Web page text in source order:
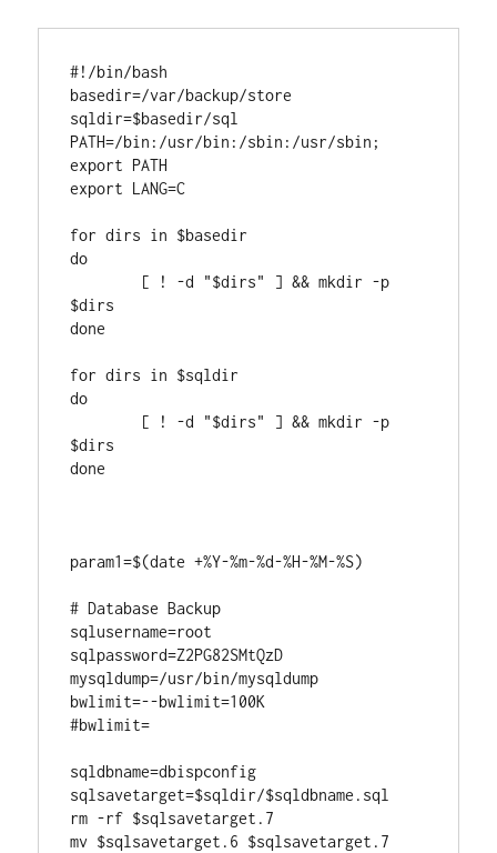
#!/bin/bash
basedir=/var/backup/store
sqldir=$basedir/sql
PATH=/bin:/usr/bin:/sbin:/usr/sbin;
export PATH
export LANG=C
for dirs in $basedir
do
$dirs
done
for dirs in $sqldir
do
$dirs
done
param1=$(date +%Y-%m-%d-%H-%M-%S)
# Database Backup
sqlusername=root
sqlpassword=Z2PG82SMtQzD
mysqldump=/usr/bin/mysqldump
bwlimit=--bwlimit=100K
#bwlimit=
sqldbname=dbispconfig
sqlsavetarget=$sqldir/$sqldbname.sql
rm -rf $sqlsavetarget.7
mv $sqlsavetarget.6 $sqlsavetarget.7